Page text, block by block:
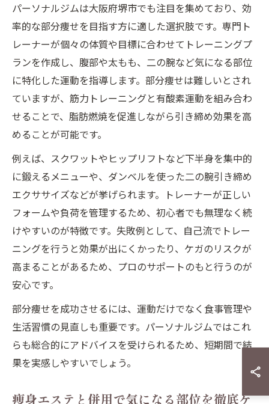
パーソナルジムは大阪府堺市でも注目を集めており、効
率的な部分痩せを目指す方に適した選択肢です。専門ト
レーナーが個々の体質や目標に合わせてトレーニングプ
ランを作成し、腹部や太もも、二の腕など気になる部位
に特化した運動を指導します。部分痩せは難しいとされ
ていますが、筋力トレーニングと有酸素運動を組み合わ
せることで、脂肪燃焼を促進しながら引き締め効果を高
めることが可能です。
例えば、スクワットやヒップリフトなど下半身を集中的
に鍛えるメニューや、ダンベルを使った二の腕引き締め
エクササイズなどが挙げられます。トレーナーが正しい
フォームや負荷を管理するため、初心者でも無理なく続
けやすいのが特徴です。失敗例として、自己流でトレー
ニングを行うと効果が出にくかったり、ケガのリスクが
高まることがあるため、プロのサポートのもと行うのが
安心です。
部分痩せを成功させるには、運動だけでなく食事管理や
生活習慣の見直しも重要です。パーソナルジムではこれ
らも総合的にアドバイスを受けられるため、短期間で結
果を実感しやすいでしょう。
痩身エステと併用で気になる部位を徹底ケ